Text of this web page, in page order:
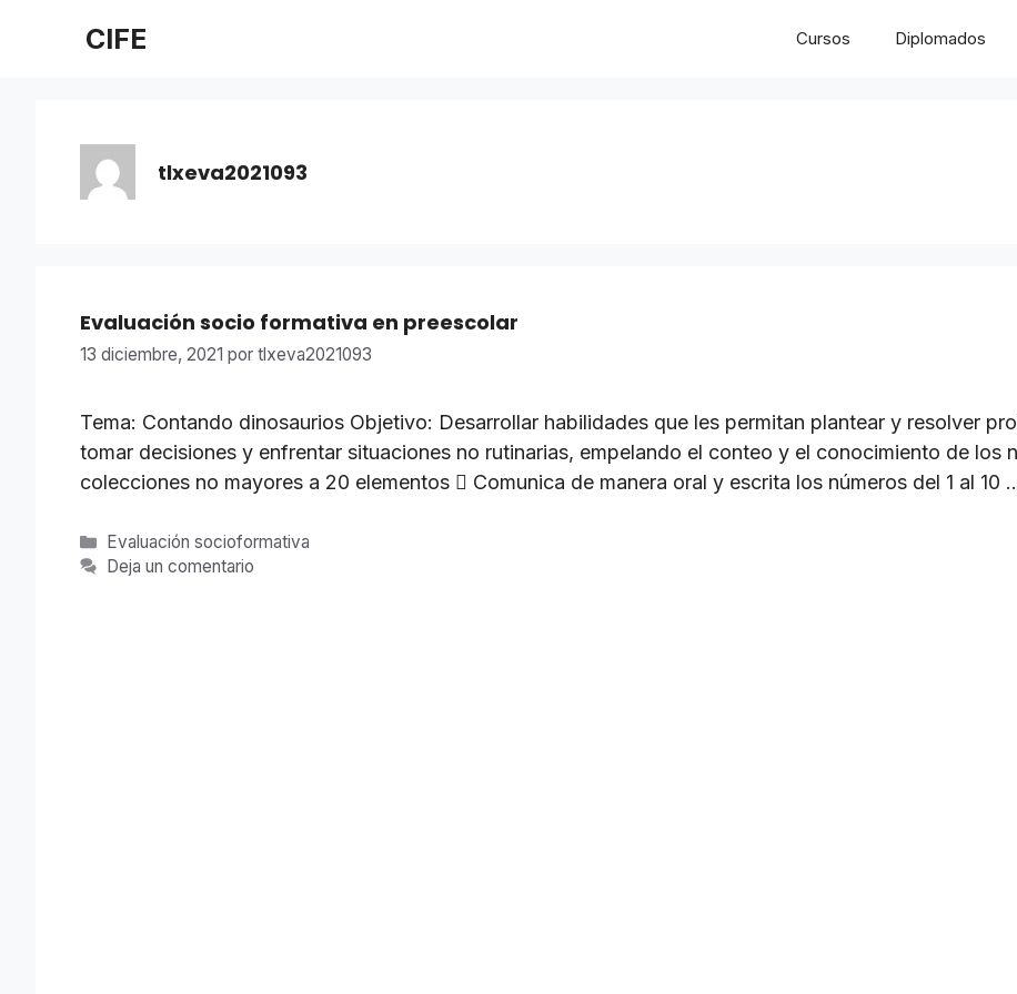
CIFE Cursos Diplomados
tlxeva2021093
Evaluación socio formativa en preescolar
13 diciembre, 2021 por tlxeva2021093
Tema: Contando dinosaurios Objetivo: Desarrollar habilidades que les permitan plantear y resolver
tomar decisiones y enfrentar situaciones no rutinarias, empelando el conteo y el conocimiento de los
colecciones no mayores a 20 elementos  Comunica de manera oral y escrita los números del 1 al 10
Categorías
Evaluación socioformativa
Deja un comentario